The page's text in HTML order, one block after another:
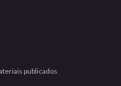
publicados